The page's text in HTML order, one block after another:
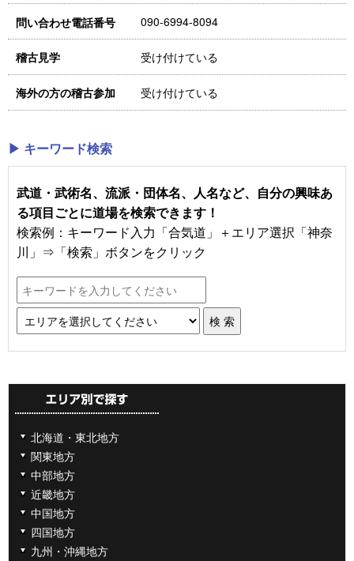
問い合わせ電話番号 090-6994-8094
稽古見学 受け付けている
海外の方の稽古参加 受け付けている
▶ キーワード検索
武道・武術名、流派・団体名、人名など、自分の興味あ
る項目ごとに道場を検索できます！
検索例：キーワード入力「合気道」＋エリア選択「神奈
川」⇒「検索」ボタンをクリック
北海道・東北地方
関東地方
中部地方
近畿地方
中国地方
四国地方
九州・沖縄地方